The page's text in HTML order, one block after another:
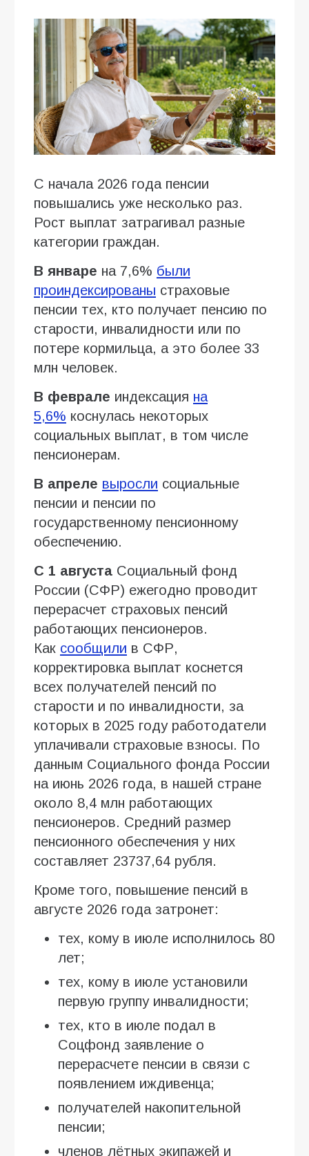
С начала 2026 года пенсии
повышались уже несколько раз.
Рост выплат затрагивал разные
категории граждан.
В январе на 7,6% были
проиндексированы страховые
пенсии тех, кто получает пенсию по
старости, инвалидности или по
потере кормильца, а это более 33
млн человек.
В феврале индексация на
5,6% коснулась некоторых
социальных выплат, в том числе
пенсионерам.
В апреле выросли социальные
пенсии и пенсии по
государственному пенсионному
обеспечению.
С 1 августа Социальный фонд
России (СФР) ежегодно проводит
перерасчет страховых пенсий
работающих пенсионеров.
Как сообщили в СФР,
корректировка выплат коснется
всех получателей пенсий по
старости и по инвалидности, за
которых в 2025 году работодатели
уплачивали страховые взносы. По
данным Социального фонда России
на июнь 2026 года, в нашей стране
около 8,4 млн работающих
пенсионеров. Средний размер
пенсионного обеспечения у них
составляет 23737,64 рубля.
Кроме того, повышение пенсий в
августе 2026 года затронет:
тех, кому в июле исполнилось 80
лет;
тех, кому в июле установили
первую группу инвалидности;
тех, кто в июле подал в
Соцфонд заявление о
перерасчете пенсии в связи с
появлением иждивенца;
получателей накопительной
пенсии;
членов лётных экипажей и